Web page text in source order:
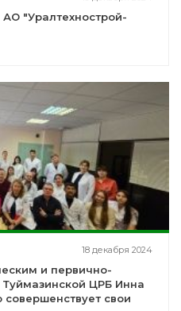
"Уралтехнострой-
18 декабря 2024
и первично-
ЦРБ Инна
свои